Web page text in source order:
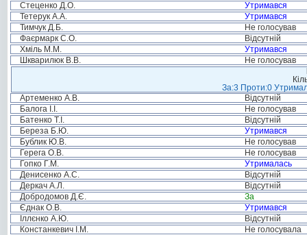
Стеценко Д.О.
Утримався
Тетерук А.А.
Утримався
Тимчук Д.Б.
Не голосував
Фаєрмарк С.О.
Відсутній
Хміль М.М.
Утримався
Шкварилюк В.В.
Не голосував
За:3 Проти:0
Артеменко А.В.
Відсутній
Балога І.І.
Не голосував
Батенко Т.І.
Відсутній
Береза Б.Ю.
Утримався
Бублик Ю.В.
Не голосував
Герега О.В.
Не голосував
Гопко Г.М.
Утрималась
Денисенко А.С.
Відсутній
Деркач А.Л.
Відсутній
Добродомов Д.Є.
За
Єднак О.В.
Утримався
Іллєнко А.Ю.
Відсутній
Констанкевич І.М.
Не голосувала